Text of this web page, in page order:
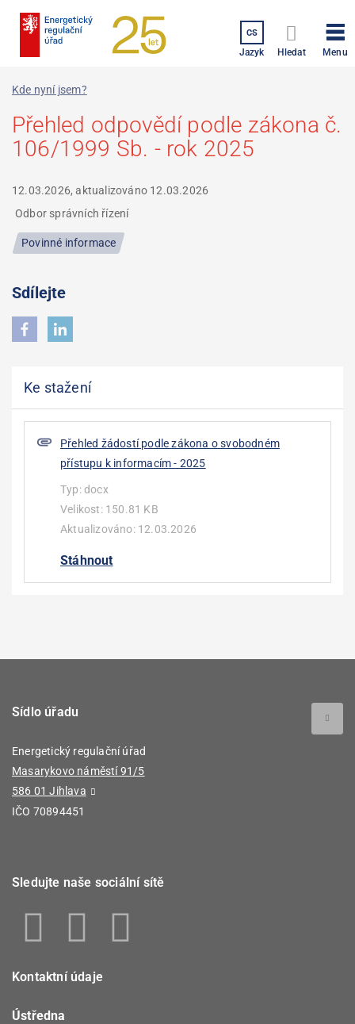
CS
Jazyk Hledat Menu
Kde nyní jsem?
Přehled odpovědí podle zákona č.
106/1999 Sb. - rok 2025
12.03.2026, aktualizováno 12.03.2026
Odbor správních řízení
Povinné informace
Ke stažení
Přehled žádostí podle zákona o svobodném
přístupu k informacím - 2025
Typ:docx
Velikost: 150.81 KB
Aktualizováno: 12.03.2026
Stáhnout
Sdílejte
Sídlo úřadu
Energetický regulační úřad
Masarykovo náměstí 91/5
586 01 Jihlava
IČO 70894451
Sledujte naše sociální sítě
Kontaktní údaje
Ústředna